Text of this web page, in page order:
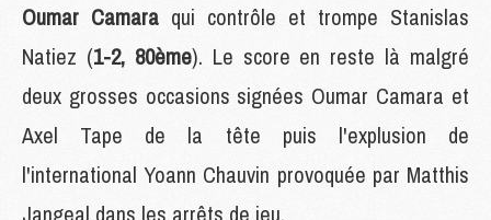
Oumar Camara qui contrôle et trompe Stanislas
Natiez (1-2, 80ème). Le score en reste là malgré
deux grosses occasions signées Oumar Camara et
Axel Tape de la tête puis l'explusion de
l'international Yoann Chauvin provoquée par Matthis
Jangeal dans les arrêts de jeu.